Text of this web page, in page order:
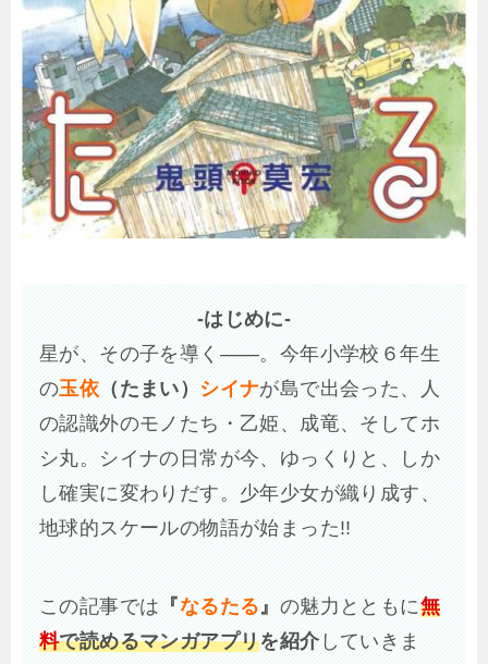
-はじめに-
星が、その子を導く――。今年小学校６年生
の玉依 （たまい） シイナが島で出会った、人
の認識外のモノたち・乙姫、成竜、そしてホ
シ丸。シイナの日常が今、ゆっくりと、しか
し確実に変わりだす。少年少女が織り成す、
地球的スケールの物語が始まった!!
この記事では 『なるたる』 の魅力とともに無
料で読めるマンガアプリを紹介していきま